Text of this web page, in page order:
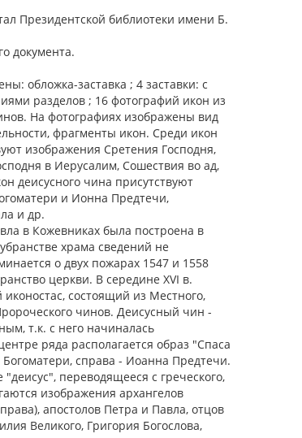
Президентской библиотеки имени Б.
документа.
обложка-заставка ; 4 заставки: с
разделов ; 16 фотографий икон из
На фотографиях изображены вид
фрагменты икон. Среди икон
изображения Сретения Господня,
в Иерусалим, Сошествия во ад,
деисусного чина присутствуют
и Ионна Предтечи,
и др.
в Кожевниках была построена в
храма сведений не
о двух пожарах 1547 и 1558
церкви. В середине XVI в.
состоящий из Местного,
чинов. Деисусный чин -
т.к. с него начиналась
ряда располагается образ "Спаса
Богоматери, справа - Иоанна Предтечи.
переводящееся с греческого,
изображения архангелов
апостолов Петра и Павла, отцов
Великого, Григория Богослова,